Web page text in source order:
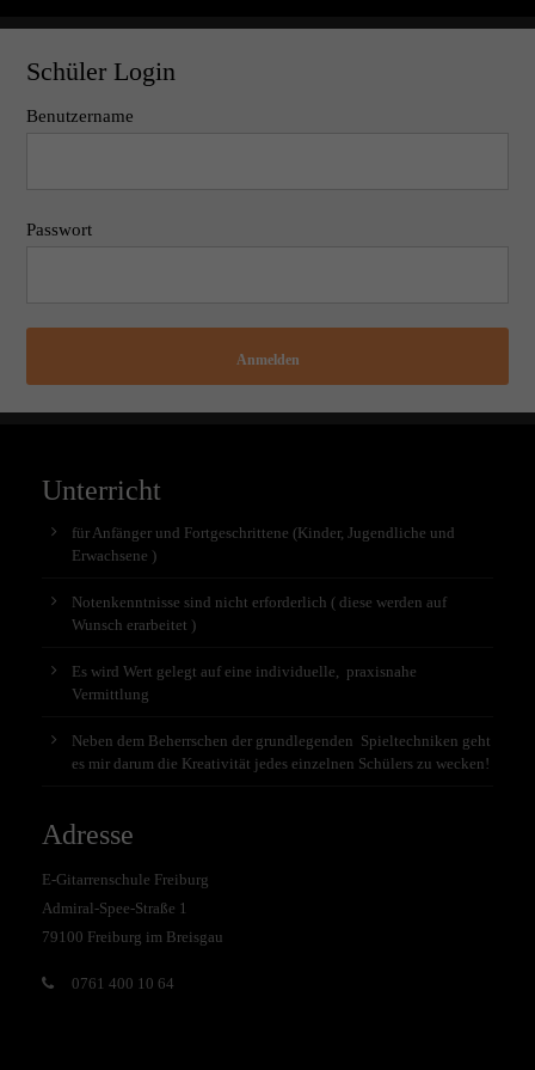
Schüler Login
Benutzername
Passwort
Anmelden
Unterricht
für Anfänger und Fortgeschrittene (Kinder, Jugendliche und
Erwachsene )
Notenkenntnisse sind nicht erforderlich ( diese werden auf
Wunsch erarbeitet )
Es wird Wert gelegt auf eine individuelle, praxisnahe
Vermittlung
Neben dem Beherrschen der grundlegenden Spieltechniken geht
es mir darum die Kreativität jedes einzelnen Schülers zu wecken!
Adresse
E-Gitarrenschule Freiburg
Admiral-Spee-Straße 1
79100 Freiburg im Breisgau
0761 400 10 64